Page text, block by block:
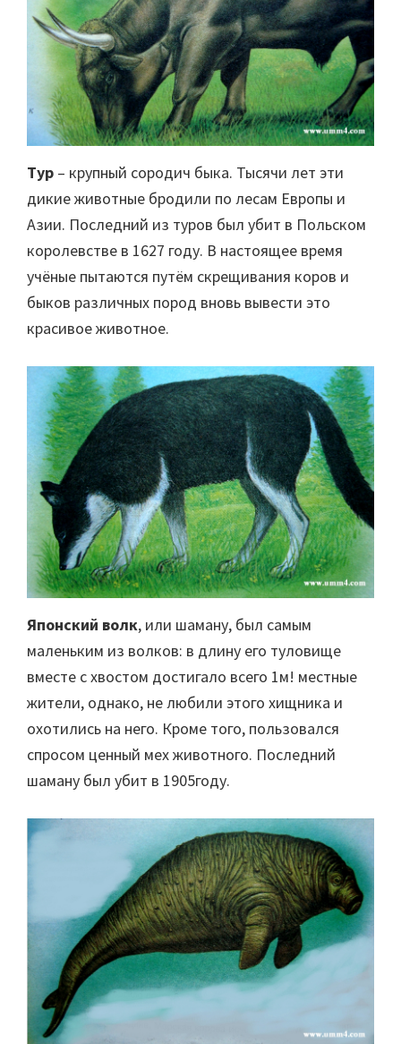
Тур – крупный сородич быка. Тысячи лет эти
дикие животные бродили по лесам Европы и
Азии. Последний из туров был убит в Польском
королевстве в 1627 году. В настоящее время
учёные пытаются путём скрещивания коров и
быков различных пород вновь вывести это
красивое животное.
Японский волк, или шаману, был самым
маленьким из волков: в длину его туловище
вместе с хвостом достигало всего 1м! местные
жители, однако, не любили этого хищника и
охотились на него. Кроме того, пользовался
спросом ценный мех животного. Последний
шаману был убит в 1905году.